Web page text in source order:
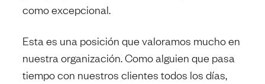
como excepcional.
Esta es una posición que valoramos mucho en
nuestra organización. Como alguien que pasa
tiempo con nuestros clientes todos los días,